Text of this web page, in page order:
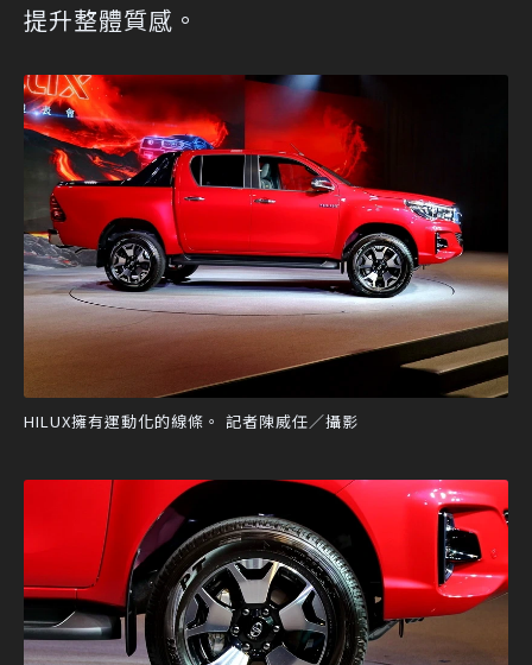
提升整體質感。
HILUX擁有運動化的線條。 記者陳威任／攝影